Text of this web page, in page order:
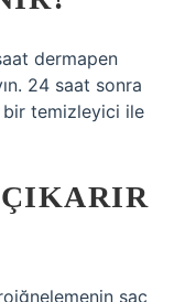
dermapen
24 saat sonra
temizleyici ile
saç